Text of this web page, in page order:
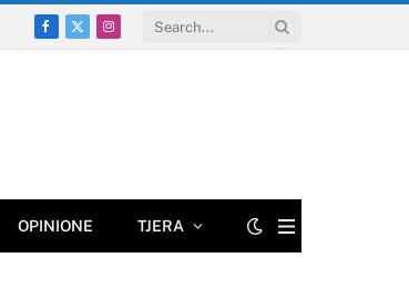
Facebook
X
Instagram
OPINIONE TJERA